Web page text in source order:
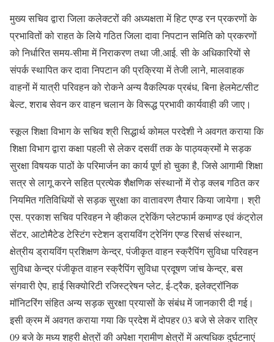
मुख्य सचिव द्वारा जिला कलेक्टरों की अध्यक्षता में हिट एण्ड रन प्रकरणों के
प्रभावितों को राहत के लिये गठित जिला दावा निपटान समिति को प्रकरणों
को निर्धारित समय-सीमा में निराकरण तथा जी.आई. सी के अधिकारियों से
संपर्क स्थापित कर दावा निपटान की प्रक्रिया में तेजी लाने, मालवाहक
वाहनों में यात्री परिवहन को रोकने अन्य वैकल्पिक प्रबंध, बिना हेलमेट/सीट
बेल्ट, शराब सेवन कर वाहन चलान के विरूद्ध प्रभावी कार्यवाही की जाए।
स्कूल शिक्षा विभाग के सचिव श्री सिद्धार्थ कोमल परदेशी ने अवगत कराया कि
शिक्षा विभाग द्वारा कक्षा पहली से लेकर दसवीं तक के पाठ्यक्रमों मे सड़क
सुरक्षा विषयक पाठों के परिमार्जन का कार्य पूर्ण हो चुका है, जिसे आगामी शिक्षा
सत्र से लागू करने सहित प्रत्येक शैक्षणिक संस्थानों में रोड़ क्लब गठित कर
नियमित गतिविधियों से सड़क सुरक्षा का वातावरण तैयार किया जायेगा। श्री
एस. प्रकाश सचिव परिवहन ने व्हीकल ट्रेकिंग प्लेटफार्म कमाण्ड एवं कंट्रोल
सेंटर, आटोमैटेड टेस्टिंग स्टेशन ड्रायविंग ट्रेनिंग एण्ड रिसर्च संस्थान,
क्षेत्रीय ड्रायविंग प्रशिक्षण केन्द्र, पंजीकृत वाहन स्क्रैपिंग सुविधा परिवहन
सुविधा केन्द्र पंजीकृत वाहन स्क्रैपिंग सुविधा प्रदूषण जांच केन्द्र, बस
संगवारी ऐप, हाई सिक्योरिटी रजिस्ट्रेषन प्लेट, ई-ट्रैक, इलेक्ट्रॉनिक
मॉनिटरिंग संहित अन्य सड़क सुरक्षा प्रयासों के संबंध में जानकारी दी गई।
इसी क्रम में अवगत कराया गया कि प्रदेश में दोपहर 03 बजे से लेकर रात्रि
09 बजे के मध्य शहरी क्षेत्रों की अपेक्षा ग्रामीण क्षेत्रों में अत्यधिक दुर्घटनाएं